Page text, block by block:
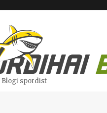
Blogi spordist